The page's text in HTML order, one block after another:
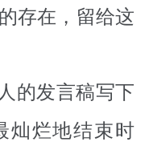
存在，留给这
的发言稿写下
灿烂地结束时